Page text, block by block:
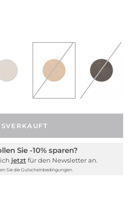
Sie -10% sparen?
jetzt für den Newsletter an.
Sie die Gutscheinbedingungen.